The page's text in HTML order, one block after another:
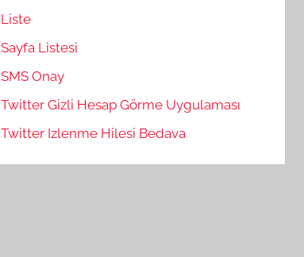
Liste
Sayfa Listesi
SMS Onay
Twitter Gizli Hesap Görme Uygulaması
Twitter Izlenme Hilesi Bedava